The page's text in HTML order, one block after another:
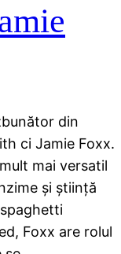
din
ci Jamie Foxx.
mai versatil
şi ştiinţă
Foxx are rolul